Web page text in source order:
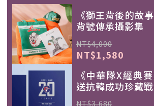
《獅王背後的故
背號傳承攝影集
NT$4,000
NT$1,580
《中華隊X經典
送抗韓成功珍藏戰
NT$3,680